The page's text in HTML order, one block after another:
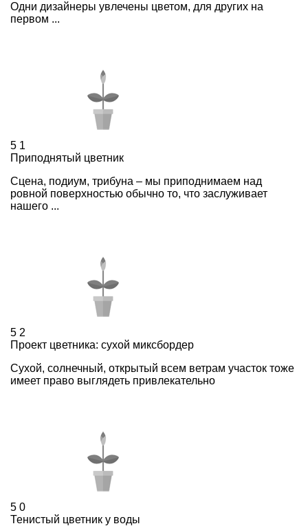
Одни дизайнеры увлечены цветом, для других на
первом ...
5 1
Приподнятый цветник
Сцена, подиум, трибуна – мы приподнимаем над
ровной поверхностью обычно то, что заслуживает
нашего ...
5 2
Проект цветника: сухой миксбордер
Сухой, солнечный, открытый всем ветрам участок тоже
имеет право выглядеть привлекательно
5 0
Тенистый цветник у воды